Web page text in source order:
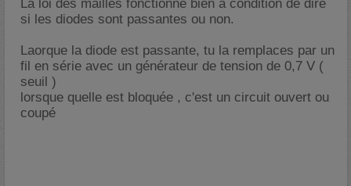
La loi des mailles fonctionne bien a condition de dire
si les diodes sont passantes ou non.
Laorque la diode est passante, tu la remplaces par un
fil en série avec un générateur de tension de 0,7 V (
seuil )
lorsque quelle est bloquée , c'est un circuit ouvert ou
coupé